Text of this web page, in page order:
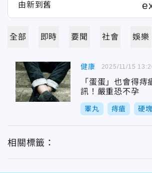
全部 即時 要聞 社會 娛樂
健康
「蛋蛋」也會得
訊！嚴重恐不孕
睪丸 痔瘡 硬塊
2025/11/15
相關標籤：